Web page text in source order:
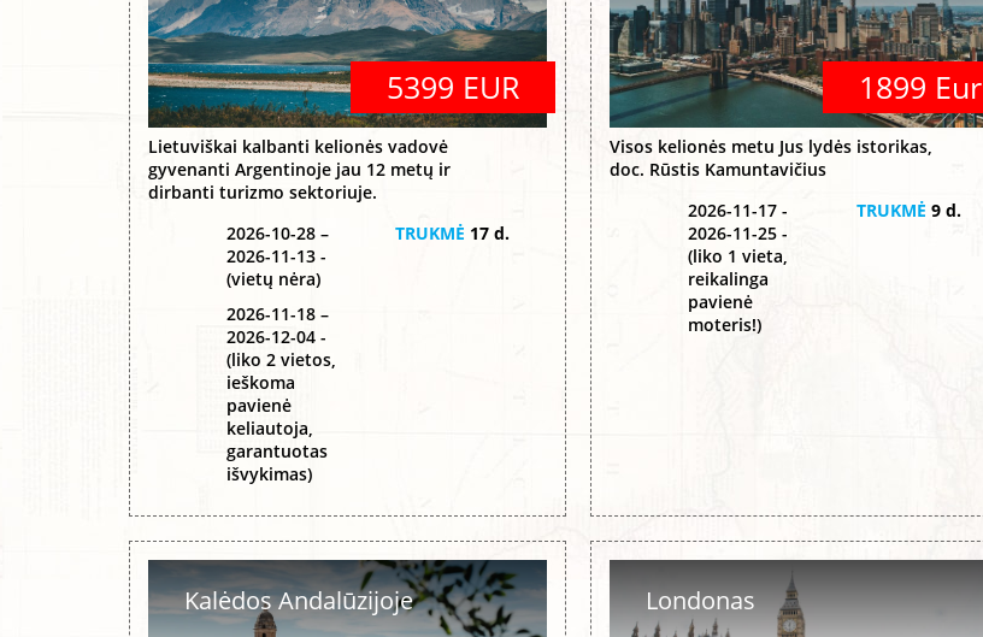
5399 EUR
Lietuviškai kalbanti kelionės vadovė
gyvenanti Argentinoje jau 12 metų ir
dirbanti turizmo sektoriuje.
2026-10-28 –
2026-11-13 -
(vietų nėra)
2026-11-18 –
2026-12-04 -
(liko 2 vietos,
ieškoma
pavienė
keliautoja,
garantuotas
išvykimas)
TRUKMĖ 17 d.
1899 Eur
Visos kelionės metu Jus lydės istorikas,
doc. Rūstis Kamuntavičius
2026-11-17 -
2026-11-25 -
(liko 1 vieta,
reikalinga
pavienė
moteris!)
TRUKMĖ 9 d.
Kalėdos Andalūzijoje Londonas